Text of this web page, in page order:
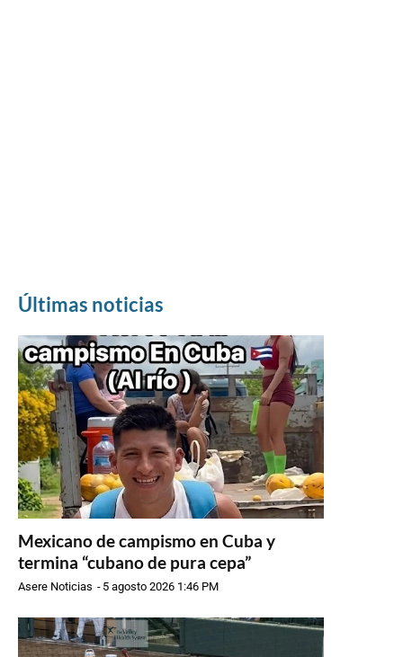
Últimas noticias
Mexicano de campismo en Cuba y
termina “cubano de pura cepa”
Asere Noticias - 5 agosto 2026 1:46 PM